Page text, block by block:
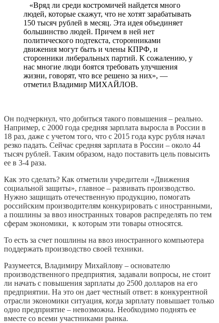
«Вряд ли среди костромичей найдется много
людей, которые скажут, что не хотят зарабатывать
150 тысяч рублей в месяц. Эта идея объединяет
большинство людей. Причем в ней нет
политического подтекста, сторонниками
движения могут быть и члены КПРФ, и
сторонники либеральных партий. К сожалению, у
нас многие люди боятся требовать улучшения
жизни, говорят, что все решено за них», —
отметил Владимир МИХАЙЛОВ.
Он подчеркнул, что добиться такого повышения – реально.
Например, с 2000 года средняя зарплата выросла в России в
18 раз, даже с учетом того, что с 2015 года курс рубля начал
резко падать. Сейчас средняя зарплата в России – около 44
тысяч рублей. Таким образом, надо поставить цель повысить
ее в 3-4 раза.
Как это сделать? Как отметили учредители «Движения
социальной защиты», главное – развивать производство.
Нужно защищать отечественную продукцию, помогать
российским производителям конкурировать с иностранными,
а пошлины за ввоз иностранных товаров распределять по тем
сферам экономики, к которым эти товары относятся.
То есть за счет пошлины на ввоз иностранного компьютера
поддержать производство своей техники.
Разумеется, Владимиру Михайлову – основателю
производственного предприятия, задавали вопросы, не стоит
ли начать с повышения зарплаты до 2500 долларов на его
предприятии. На это он дает честный ответ: в конкурентной
отрасли экономики ситуация, когда зарплату повышает только
одно предприятие – невозможна. Необходимо поднять ее
вместе со всеми участниками рынка.